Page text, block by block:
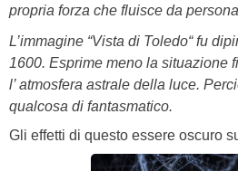
propria forza che fluisce da
L’immagine “Vista di Toledo“ fu
1600. Esprime meno la situazione
l’ atmosfera astrale della luce.
qualcosa di fantasmatico.
Gli effetti di questo essere oscuro